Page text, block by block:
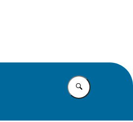
Vul in wat u